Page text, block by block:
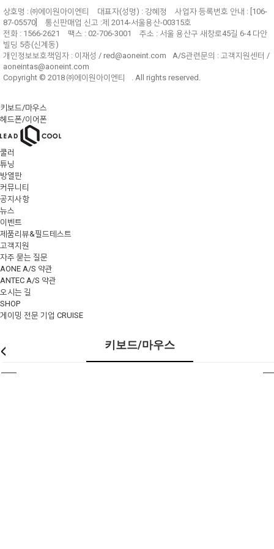
상호명 : ㈜에이원아이엔티 대표자(성명) : 강혜정
사업자 등록번호 안내 : [106-
87-05570]
통신판매업 신고 :제 2014-서울용산-00315호
전화 : 1566-2621
팩스 : 02-706-3001
주소 : 서울 용산구 새창로45길 6-4 다안
빌딩 5층(신계동)
개인정보보호책임자 : 이재성 / red@aoneint.com A/S관련문의 : 고객지원센터 /
aoneintas@aoneint.com
Copyright © 2018 ㈜에이원아이엔티 . All rights reserved.
키보드/마우스
헤드폰/이어폰
쿨러
튜닝
방열판
커뮤니티
공지사항
뉴스
이벤트
제품리뷰&필드테스트
고객지원
자주 묻는 질문
AONE A/S 약관
ANTEC A/S 약관
오시는 길
SHOP
게이밍 전문 기업 CRUISE
키보드/마우스